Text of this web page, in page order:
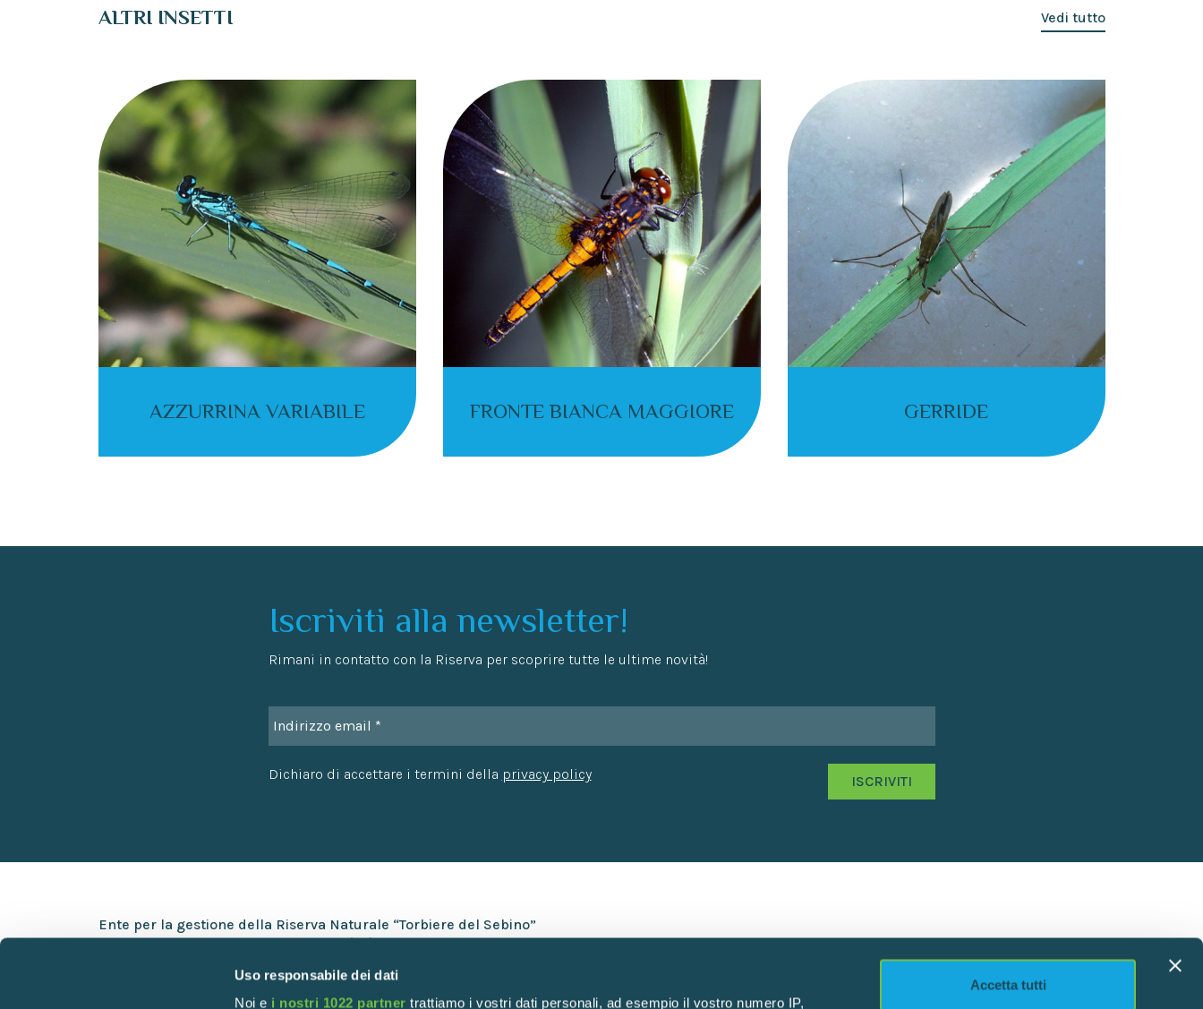
Uso responsabile dei dati
Noi e i nostri 1022 partner trattiamo i vostri dati personali, ad esempio il vostro numero IP,
Accetta tutti
ALTRI INSETTI Vedi tutto
AZZURRINA VARIABILE FRONTE BIANCA MAGGIORE GERRIDE
Iscriviti alla newsletter!
Rimani in contatto con la Riserva per scoprire tutte le ultime novità!
Dichiaro di accettare i termini della privacy policy
Ente per la gestione della Riserva Naturale “Torbiere del Sebino”
Via Europa 5 – 25050 Provaglio d’Iseo (BS)
FAQ